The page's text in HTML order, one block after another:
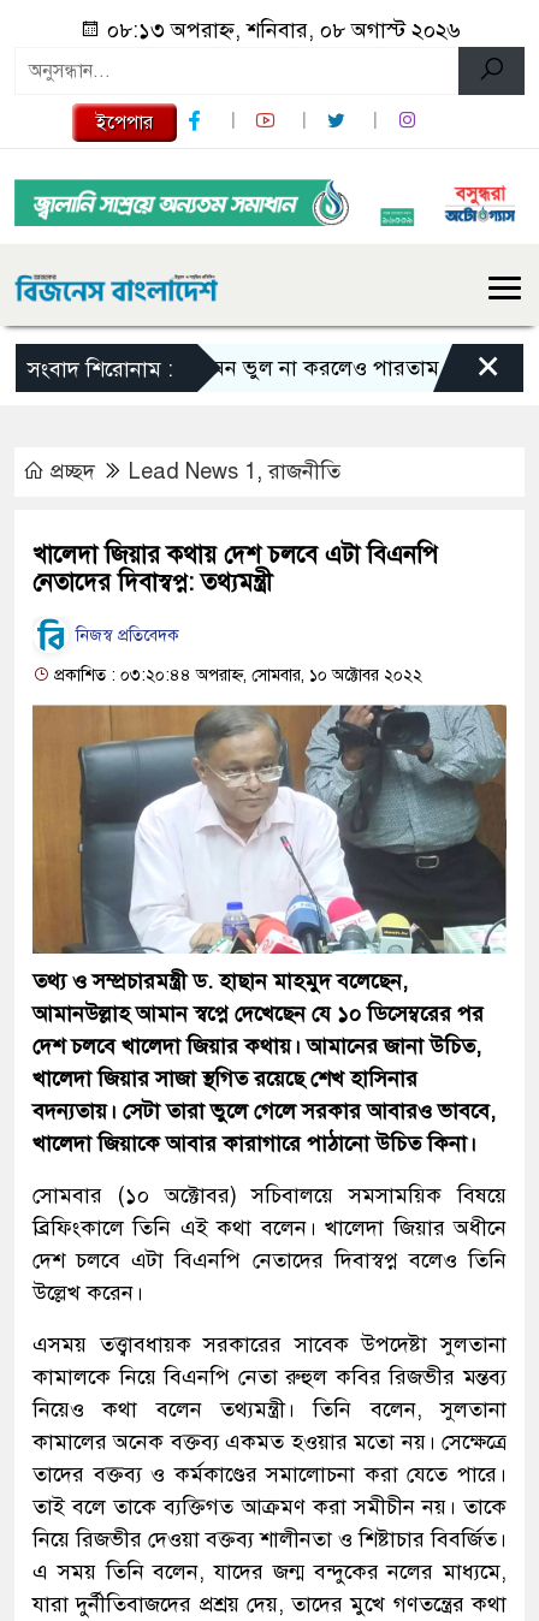
০৮:১৩ অপরাহ্ন, শনিবার, ০৮ অগাস্ট ২০২৬
ইপেপার
সংবাদ শিরোনাম :এমন ভুল না করলেও পারতাম : শাকিব খান
×
প্রচ্ছদ Lead News 1 ,রাজনীতি
খালেদা জিয়ার কথায় দেশ চলবে এটা বিএনপি
নেতাদের দিবাস্বপ্ন: তথ্যমন্ত্রী
নিজস্ব প্রতিবেদক
প্রকাশিত : ০৩:২০:৪৪ অপরাহ্ন, সোমবার, ১০ অক্টোবর ২০২২
তথ্য ও সম্প্রচারমন্ত্রী ড. হাছান মাহমুদ বলেছেন,
আমানউল্লাহ আমান স্বপ্নে দেখেছেন যে ১০ ডিসেম্বরের পর
দেশ চলবে খালেদা জিয়ার কথায়। আমানের জানা উচিত,
খালেদা জিয়ার সাজা স্থগিত রয়েছে শেখ হাসিনার
বদন্যতায়। সেটা তারা ভুলে গেলে সরকার আবারও ভাববে,
খালেদা জিয়াকে আবার কারাগারে পাঠানো উচিত কিনা।
সোমবার (১০ অক্টোবর) সচিবালয়ে সমসাময়িক বিষয়ে
ব্রিফিংকালে তিনি এই কথা বলেন। খালেদা জিয়ার অধীনে
দেশ চলবে এটা বিএনপি নেতাদের দিবাস্বপ্ন বলেও তিনি
উল্লেখ করেন।
এসময় তত্ত্বাবধায়ক সরকারের সাবেক উপদেষ্টা সুলতানা
কামালকে নিয়ে বিএনপি নেতা রুহুল কবির রিজভীর মন্তব্য
নিয়েও কথা বলেন তথ্যমন্ত্রী। তিনি বলেন, সুলতানা
কামালের অনেক বক্তব্য একমত হওয়ার মতো নয়। সেক্ষেত্রে
তাদের বক্তব্য ও কর্মকাণ্ডের সমালোচনা করা যেতে পারে।
তাই বলে তাকে ব্যক্তিগত আক্রমণ করা সমীচীন নয়। তাকে
নিয়ে রিজভীর দেওয়া বক্তব্য শালীনতা ও শিষ্টাচার বিবর্জিত।
এ সময় তিনি বলেন, যাদের জন্ম বন্দুকের নলের মাধ্যমে,
যারা দুর্নীতিবাজদের প্রশ্রয় দেয়, তাদের মুখে গণতন্ত্রের কথা